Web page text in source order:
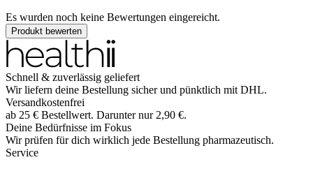
Es wurden noch keine Bewertungen eingereicht.
Produkt bewerten
Schnell & zuverlässig geliefert
Wir liefern deine Bestellung sicher und pünktlich mit DHL.
Versandkostenfrei
ab 25 € Bestellwert. Darunter nur 2,90 €.
Deine Bedürfnisse im Fokus
Wir prüfen für dich wirklich jede Bestellung pharmazeutisch.
Service